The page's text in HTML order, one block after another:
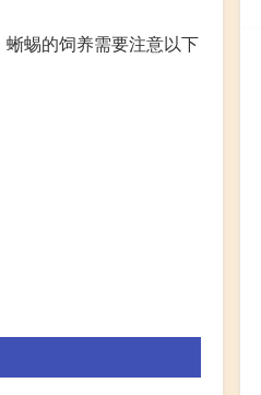
蜴的饲养需要注意以下